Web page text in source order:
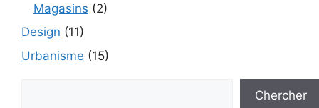
Magasins (2)
Design (11)
Urbanisme (15)
Chercher